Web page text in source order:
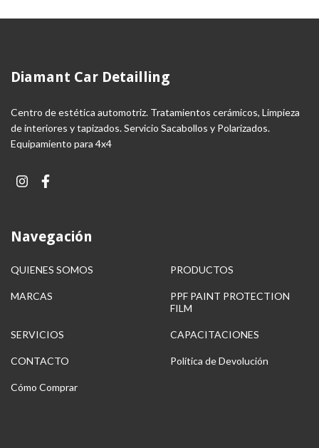
Diamant Car Detailling
Centro de estética automotriz. Tratamientos cerámicos, Limpieza
de interiores y tapizados. Servicio Sacabollos y Polarizados.
Equipamiento para 4x4
Navegación
QUIENES SOMOS PRODUCTOS
MARCAS
PPF PAINT PROTECTION
FILM
SERVICIOS CAPACITACIONES
CONTACTO Política de Devolución
Cómo Comprar